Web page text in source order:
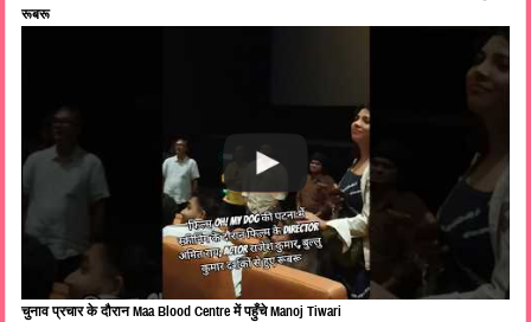
रूबरू
चुनाव प्रचार के दौरान Maa Blood Centre में पहुँचे Manoj Tiwari